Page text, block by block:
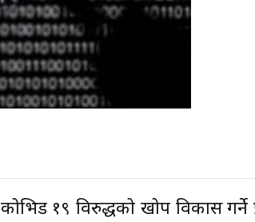
१९ विरुद्धको खोप विकास गर्ने